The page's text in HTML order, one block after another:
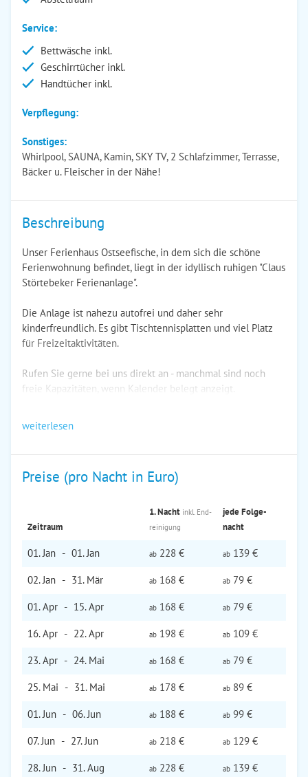
Service:
Bettwäsche inkl.
Geschirrtücher inkl.
Handtücher inkl.
Verpflegung:
Sonstiges:
Whirlpool, SAUNA, Kamin, SKY TV, 2 Schlafzimmer, Terrasse,
Bäcker u. Fleischer in der Nähe!
Beschreibung
Unser Ferienhaus Ostseefische, in dem sich die schöne
Ferienwohnung befindet, liegt in der idyllisch ruhigen "Claus
Störtebeker Ferienanlage".
Die Anlage ist nahezu autofrei und daher sehr
kinderfreundlich. Es gibt Tischtennisplatten und viel Platz
für Freizeitaktivitäten.
Rufen Sie gerne bei uns direkt an - manchmal sind noch
freie Kapazitäten, wenn Kalender belegt anzeigt.
weiterlesen
Preise (pro Nacht in Euro)
Zeitraum
1. Nacht inkl. End­
reinigung
jede Folge­
nacht
01. Jan - 01. Jan ab 228 € ab 139 €
02. Jan - 31. Mär ab 168 € ab 79 €
01. Apr - 15. Apr ab 168 € ab 79 €
16. Apr - 22. Apr ab 198 € ab 109 €
23. Apr - 24. Mai ab 168 € ab 79 €
25. Mai - 31. Mai ab 178 € ab 89 €
01. Jun - 06. Jun ab 188 € ab 99 €
07. Jun - 27. Jun ab 218 € ab 129 €
28. Jun - 31. Aug ab 228 € ab 139 €